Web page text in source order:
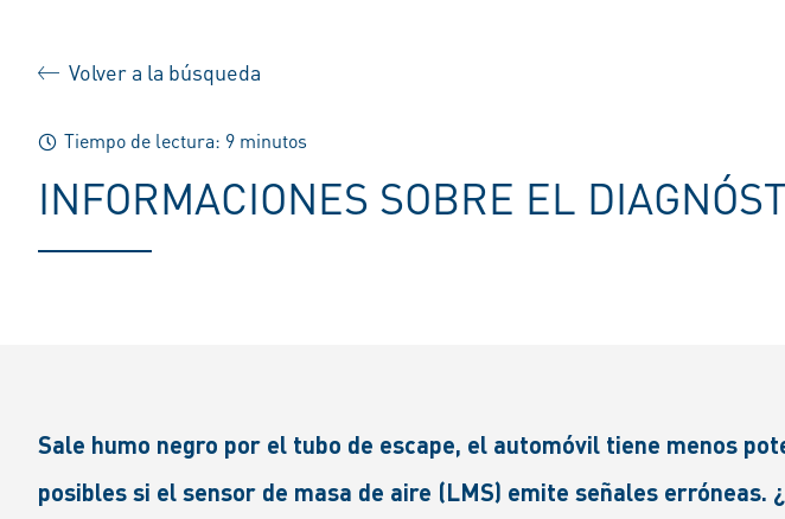
Volver a la búsqueda
Tiempo de lectura: 9 minutos
INFORMACIONES SOBRE EL
Sale humo negro por el tubo de escape, el automóvil tiene menos
posibles si el sensor de masa de aire (LMS) emite señales erróneas.